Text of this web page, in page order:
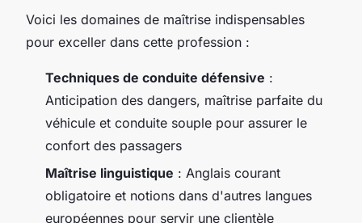
Voici les domaines de maîtrise indispensables
pour exceller dans cette profession :
Techniques de conduite défensive :
Anticipation des dangers, maîtrise parfaite du
véhicule et conduite souple pour assurer le
confort des passagers
Maîtrise linguistique : Anglais courant
obligatoire et notions dans d'autres langues
européennes pour servir une clientèle